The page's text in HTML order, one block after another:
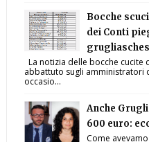
Bocche
dei Conti
La notizia delle bocche cucite
abbattuto sugli amministratori
occasio...
Anche
600 euro:
Come